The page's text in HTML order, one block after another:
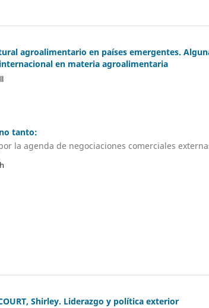
agroalimentario en países emergentes.
en materia agroalimentaria
tanto:
la agenda de negociaciones comerciales
Shirley. Liderazgo y política exterior